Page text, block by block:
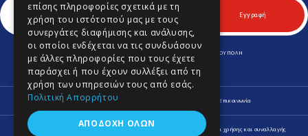
Εγγραφή
ΛΕΩΦ. ΚΥΠΡΟΥ 170 & ΚΟΜΝΗΝΩΝ 70, Τ.Κ. 164 52 ΑΡΓΥΡΟΥΠΟΛΗ
Τηλ.
210 9645701 -210 9646980
Fax.210 9645702
info@lagospainting.gr
Προφίλ Νέα Οδηγίες Επικοινωνία
Πληροφορίες Αποστολής και Επιστροφών Όροι χρήσης και συναλλαγής
επίσης πληροφορίες σχετικά με τη
χρήση του ιστότοπού μας με τους
συνεργάτες διαφήμισης και ανάλυσης,
οι οποίοι ενδέχεται να τις συνδυάσουν
με άλλες πληροφορίες που τους έχετε
παράσχει ή που έχουν συλλέξει από τη
χρήση των υπηρεσιών τους από εσάς.
Πολιτική Απορρήτου
ΑΠΟΔΟΧΉ ΌΛΩΝ